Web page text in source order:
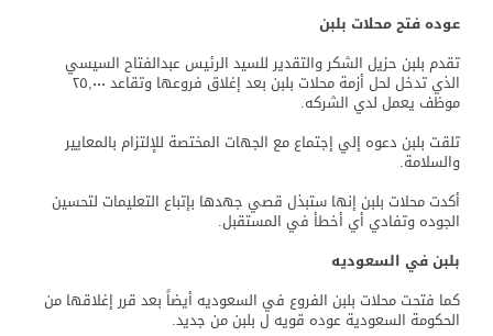
عوده فتح محلات بلبن
تقدم بلبن حزيل الشكر والتقدير للسيد الرئيس عبدالفتاح السيسي
الذي تدخل لحل أزمة محلات بلبن بعد إغلاق فروعها وتقاعد ٢٥,٠٠٠
موظف يعمل لدي الشركه.
تلقت بلبن دعوه إلي إجتماع مع الجهات المختصة للإلتزام بالمعايير
والسلامة.
أكدت محلات بلبن إنها ستبذل قصي جهدها بإتباع التعليمات لتحسين
الجوده وتفادي أي أخطأ في المستقبل.
بلبن في السعوديه
كما فتحت محلات بلبن الفروع في السعوديه أيضاً بعد قرر إغلاقها من
الحكومة السعودية عوده قويه ل بلبن من جديد.